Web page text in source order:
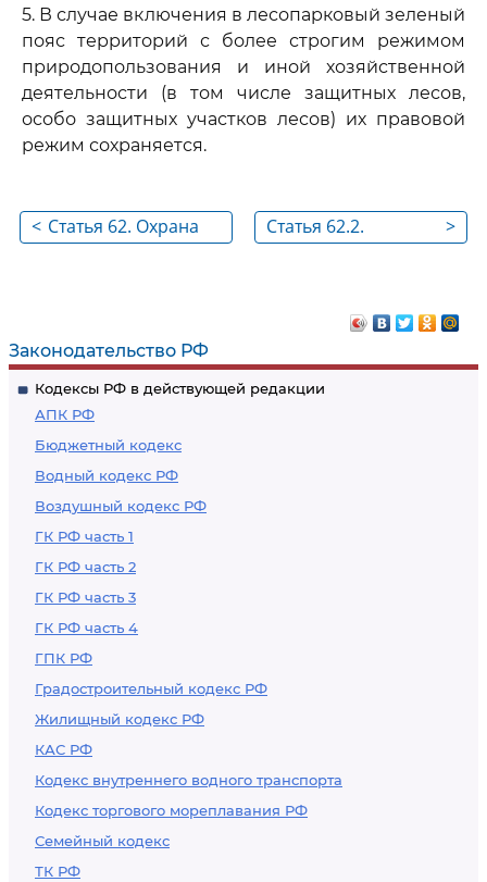
Законодательство РФ
Кодексы РФ в действующей редакции
АПК РФ
Бюджетный кодекс
Водный кодекс РФ
Воздушный кодекс РФ
ГК РФ часть 1
ГК РФ часть 2
ГК РФ часть 3
ГК РФ часть 4
ГПК РФ
Градостроительный кодекс РФ
Жилищный кодекс РФ
КАС РФ
Кодекс внутреннего водного транспорта
Кодекс торгового мореплавания РФ
Семейный кодекс
ТК РФ
5. В случае включения в лесопарковый зеленый
пояс территорий с более строгим режимом
природопользования и иной хозяйственной
деятельности (в том числе защитных лесов,
особо защитных участков лесов) их правовой
режим сохраняется.
< Статья 62. Охрана
исчезновения почв
>
Статья 62.2.
зеленого пояса